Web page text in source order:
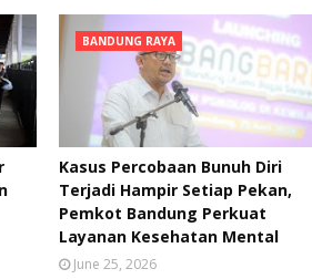
BANDUNG RAYA
Kasus Percobaan Bunuh Diri
Terjadi Hampir Setiap Pekan,
Pemkot Bandung Perkuat
Layanan Kesehatan Mental
June 25, 2026